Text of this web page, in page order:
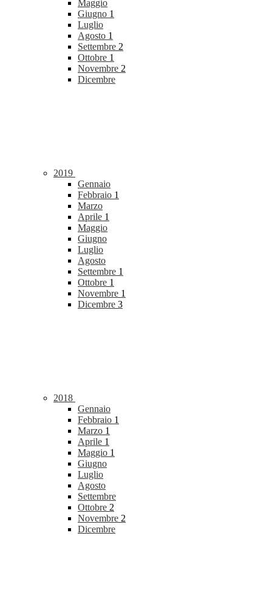
Maggio
Giugno 1
Luglio
Agosto 1
Settembre 2
Ottobre 1
Novembre 2
Dicembre
2019
Gennaio
Febbraio 1
Marzo
Aprile 1
Maggio
Giugno
Luglio
Agosto
Settembre 1
Ottobre 1
Novembre 1
Dicembre 3
2018
Gennaio
Febbraio 1
Marzo 1
Aprile 1
Maggio 1
Giugno
Luglio
Agosto
Settembre
Ottobre 2
Novembre 2
Dicembre